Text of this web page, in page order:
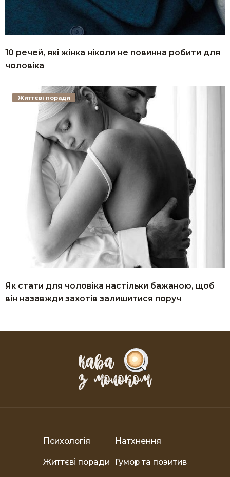
10 речей, які жінка ніколи не повинна робити для
чоловіка
Як стати для чоловіка настільки бажаною, щоб
він назавжди захотів залишитися поруч
Життєві поради
Психологія Натхнення
Життєві поради Гумор та позитив